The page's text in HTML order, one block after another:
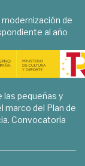
modernización de
al año
las pequeñas y
marco del Plan de
Convocatoria